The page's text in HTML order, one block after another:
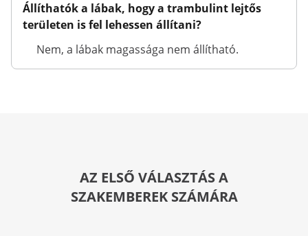
Állíthatók a lábak, hogy a trambulint lejtős
területen is fel lehessen állítani?
Nem, a lábak magassága nem állítható.
AZ ELSŐ VÁLASZTÁS A
SZAKEMBEREK SZÁMÁRA